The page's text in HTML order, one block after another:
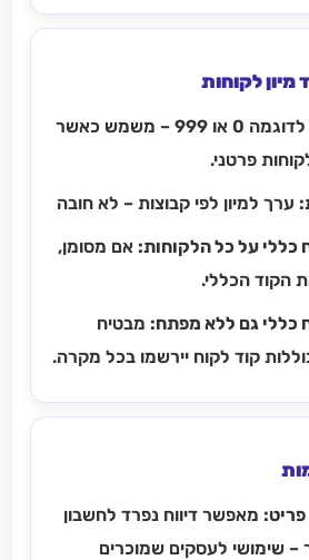
מיון לקוחות
לדוגמה 0 או 999 – משמש כאשר
פרטני.
ערך למיון לפי קבוצות – לא חובה
כללי על כל הלקוחות: אם מסומן,
הקוד הכללי.
כללי גם ללא מפתח: מבטיח
קוד לקוח יירשמו בכל מקרה.
פריט: מאפשר דיווח נפרד לחשבון
– שימושי לעסקים שמוכרים